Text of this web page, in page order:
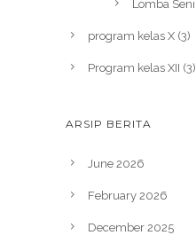
Lomba Seni
program kelas X (3)
Program kelas XII (3)
ARSIP BERITA
June 2026
February 2026
December 2025